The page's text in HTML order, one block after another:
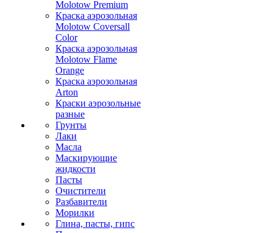
Molotow Premium
Краска аэрозольная
Molotow Coversall
Color
Краска аэрозольная
Molotow Flame
Orange
Краска аэрозольная
Arton
Краски аэрозольные
разные
Грунты
Лаки
Масла
Маскирующие
жидкости
Пасты
Очистители
Разбавители
Морилки
Глина, пасты, гипс